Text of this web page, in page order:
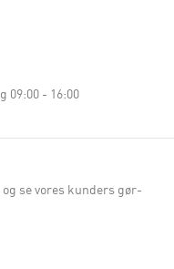
09:00 - 16:00
se vores kunders gør-